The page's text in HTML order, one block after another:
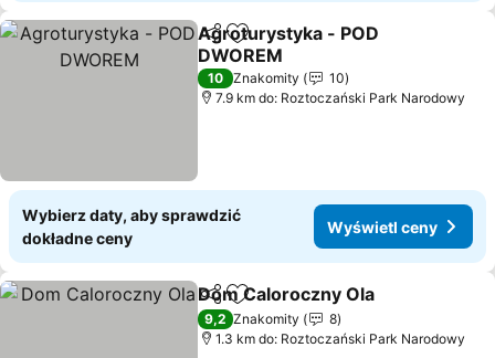
Udostępnij
Dodaj do ulubionych
Agroturystyka - POD
DWOREM
10 Znakomity
10
7.9 km do: Roztoczański Park Narodowy
Wybierz daty, aby sprawdzić
dokładne ceny
Wyświetl ceny
Udostępnij
Dodaj do ulubionych
Dom Caloroczny Ola
9,2 Znakomity
8
1.3 km do: Roztoczański Park Narodowy